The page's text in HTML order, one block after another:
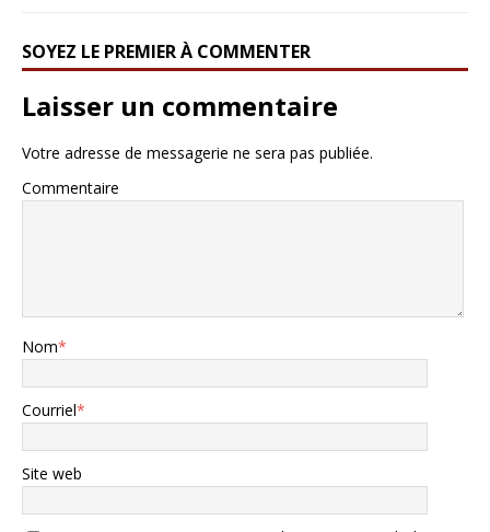
SOYEZ LE PREMIER À COMMENTER
Laisser un commentaire
Votre adresse de messagerie ne sera pas publiée.
Commentaire
Nom*
Courriel*
Site web